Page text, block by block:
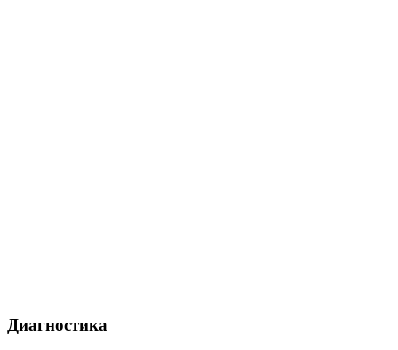
Диагностика